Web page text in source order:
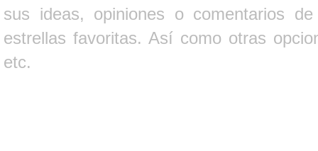
sus ideas, opiniones o comentarios
estrellas favoritas. Así como otras
etc.